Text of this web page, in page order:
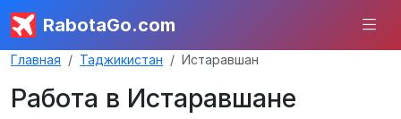
RabotaGo.com
Главная Таджикистан Истаравшан
Работа в Истаравшане